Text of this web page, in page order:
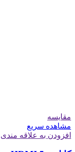
مقایسه
مشاهده سریع
افزودن به علاقه مندی